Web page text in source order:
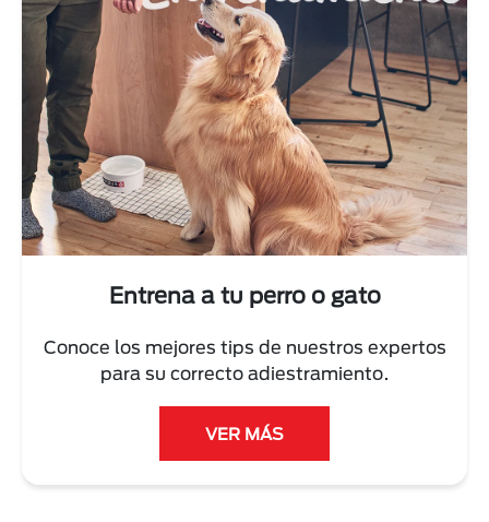
Next
Entrena a tu perro o gato
Conoce los mejores tips de nuestros expertos
para su correcto adiestramiento.
VER MÁS